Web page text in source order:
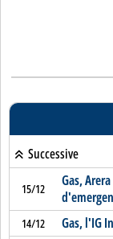
Successive
15/12
Gas,
14/12 Gas, l'IG